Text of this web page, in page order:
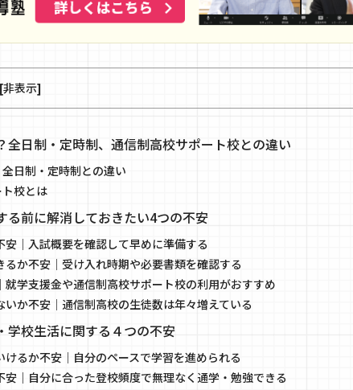
[非表示]
全日制・定時制、通信制高校サポート校との違い
日制・定時制との違い
校とは
る前に解消しておきたい4つの不安
安｜入試概要を確認して早めに準備する
るか不安｜受け入れ時期や必要書類を確認する
就学支援金や通信制高校サポート校の利用がおすすめ
いか不安｜通信制高校の生徒数は年々増えている
学校生活に関する４つの不安
けるか不安｜自分のペースで学習を進められる
安｜自分に合った登校頻度で無理なく通学・勉強できる